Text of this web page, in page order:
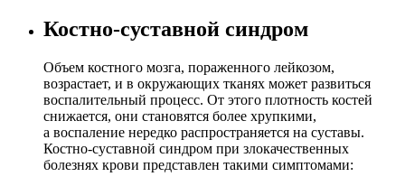
Костно-суставной синдром
Объем костного мозга, пораженного лейкозом,
возрастает, и в окружающих тканях может развиться
воспалительный процесс. От этого плотность костей
снижается, они становятся более хрупкими,
а воспаление нередко распространяется на суставы.
Костно-суставной синдром при злокачественных
болезнях крови представлен такими симптомами: